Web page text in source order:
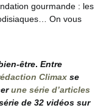
gourmande : les
On vous
être. Entre
Climax se
une série d’articles
de 32 vidéos sur